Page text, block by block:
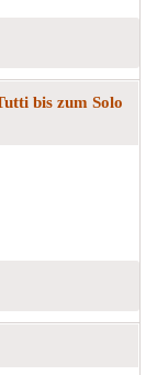
bis zum Solo